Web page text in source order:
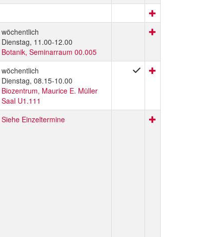
wöchentlich
Dienstag, 11.00-12.00
Botanik, Seminarraum 00.005
wöchentlich
Dienstag, 08.15-10.00
Biozentrum, Maurice E. Müller
Saal U1.111
Siehe Einzeltermine